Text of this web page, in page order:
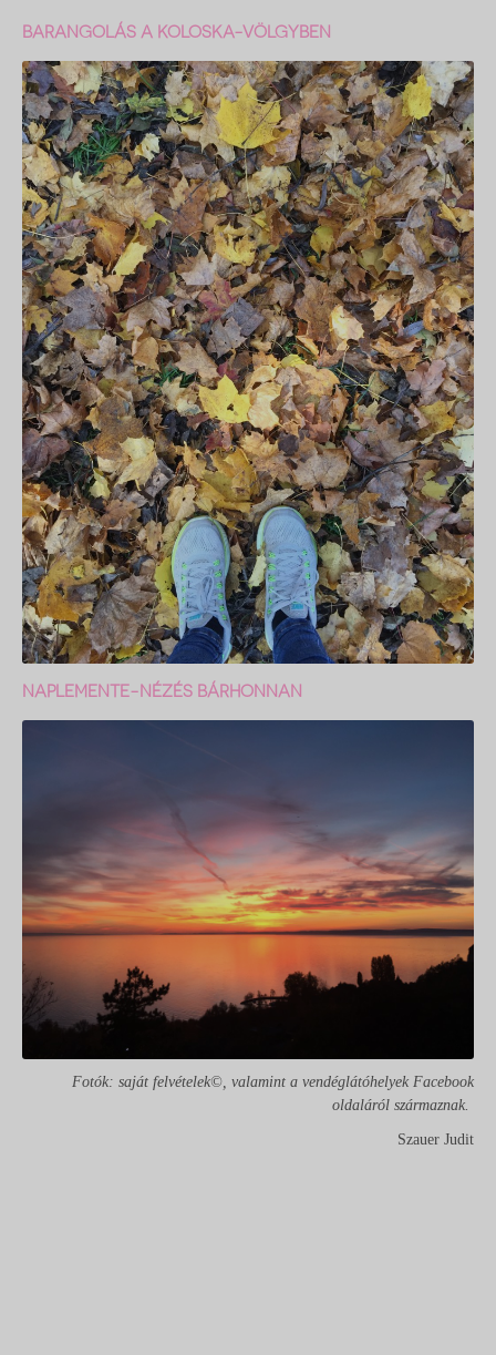
BARANGOLÁS A KOLOSKA-VÖLGYBEN
NAPLEMENTE-NÉZÉS BÁRHONNAN
Fotók: saját felvételek©, valamint a vendéglátóhelyek Facebook
oldaláról származnak.
Szauer Judit